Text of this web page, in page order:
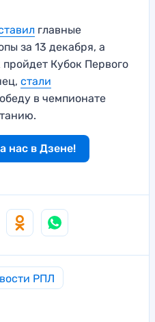
главные
за 13 декабря, а
пройдет Кубок Первого
стали
в чемпионате
нас в Дзене!
РПЛ